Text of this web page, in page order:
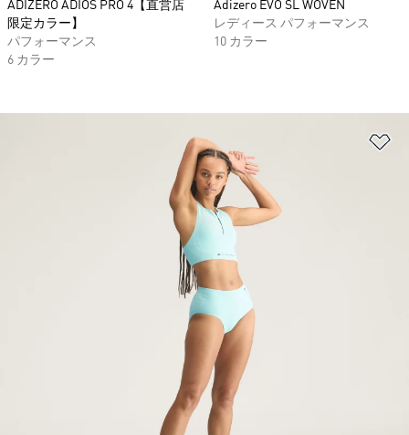
ADIZERO ADIOS PRO 4【直営店
限定カラー】
パフォーマンス
6 カラー
Adizero EVO SL WOVEN
レディース パフォーマンス
10 カラー